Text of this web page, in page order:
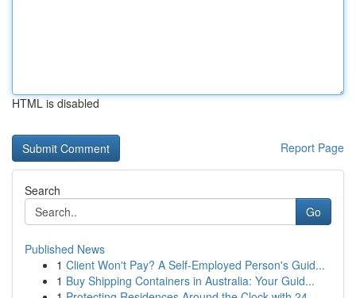
HTML is disabled
Report Page
Search
Go
Published News
1 Client Won't Pay? A Self-Employed Person's Guid...
1 Buy Shipping Containers in Australia: Your Guid...